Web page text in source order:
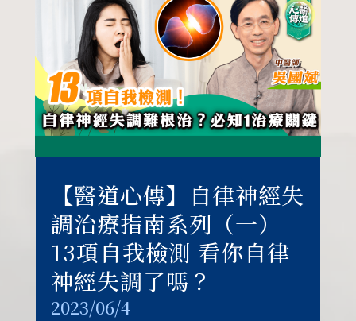
【醫道心傳】自律神經失
調治療指南系列（一）
13項自我檢測 看你自律
神經失調了嗎？
2023/06/4